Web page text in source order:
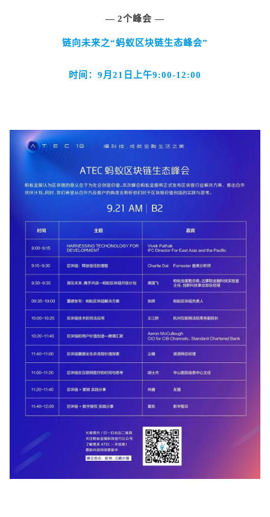
— 2个峰会 —
链向未来之“蚂蚁区块链生态峰会”
时间：9月21日上午9:00-12:00